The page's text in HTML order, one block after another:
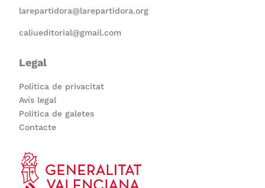
larepartidora@larepartidora.org
caliueditorial@gmail.com
Legal
Política de privacitat
Avís legal
Política de galetes
Contacte